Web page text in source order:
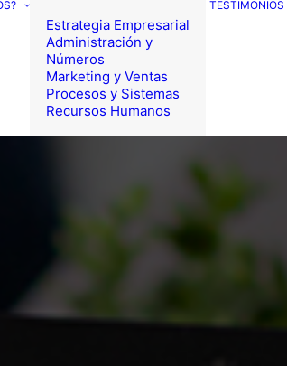
Estrategia Empresarial
Administración y
Números
Marketing y Ventas
Procesos y Sistemas
Recursos Humanos
TESTIMONIOS